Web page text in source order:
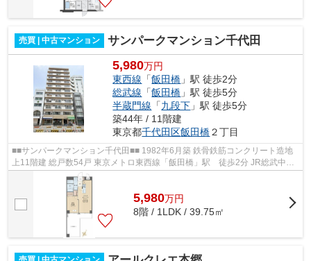
売買 | 中古マンション サンパークマンション千代田
5,980万円
東西線 「飯田橋 」駅 徒歩2分
総武線 「飯田橋 」駅 徒歩5分
半蔵門線 「九段下 」駅 徒歩5分
築44年 / 11階建
東京都千代田区飯田橋２丁目
■■サンパークマンション千代田■■ 1982年6月築 鉄骨鉄筋コンクリート造地
上11階建 総戸数54戸 東京メトロ東西線「飯田橋」駅 徒歩2分 JR総武中央
5,980万円
8階 / 1LDK / 39.75㎡